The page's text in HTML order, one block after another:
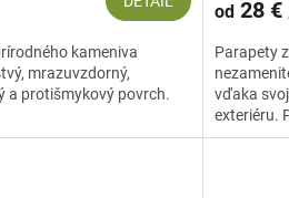
kameniva
mrazuvzdorný,
a protišmykový povrch.
od 28 €
Parapety
vďaka
exteriéru.